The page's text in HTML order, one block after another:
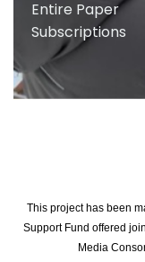
Entire Paper
Subscriptions
This project has been
Support Fund offered
Media